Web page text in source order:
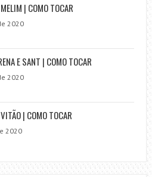
| COMO TOCAR
2020
E SANT | COMO TOCAR
2020
| COMO TOCAR
2020